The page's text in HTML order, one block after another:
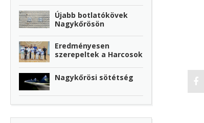
Újabb botlatókövek
Nagykőrösön
Eredményesen
szerepeltek a Harcosok
Nagykőrösi sötétség